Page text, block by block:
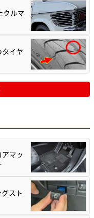
クルマ
タイヤ
マッ
スト